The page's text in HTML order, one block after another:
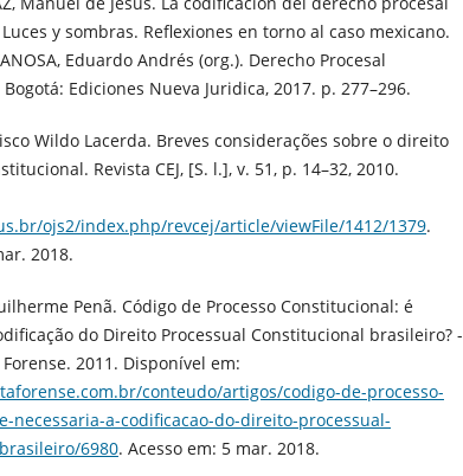
y sombras. Reflexiones en torno al caso mexicano.
Eduardo Andrés (org.). Derecho Procesal
Ediciones Nueva Juridica, 2017. p. 277–296.
Wildo Lacerda. Breves considerações sobre o direito
Revista CEJ, [S. l.], v. 51, p. 14–32, 2010.
ojs2/index.php/revcej/article/viewFile/1412/1379.
2018.
Penã. Código de Processo Constitucional: é
do Direito Processual Constitucional brasileiro? -
2011. Disponível em:
conteudo/artigos/codigo-de-processo-
necessaria-a-codificacao-do-direito-processual-
6980. Acesso em: 5 mar. 2018.